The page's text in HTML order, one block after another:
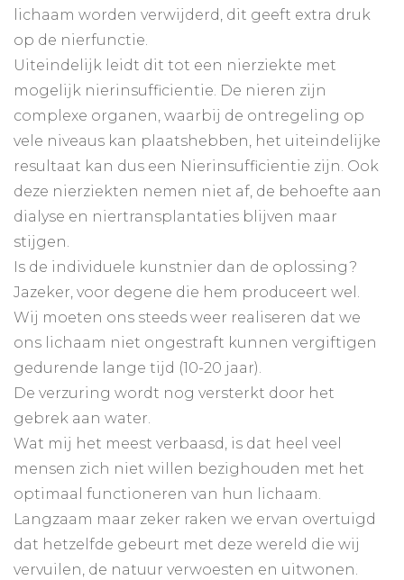
lichaam worden verwijderd, dit geeft extra druk
op de nierfunctie.
Uiteindelijk leidt dit tot een nierziekte met
mogelijk nierinsufficientie. De nieren zijn
complexe organen, waarbij de ontregeling op
vele niveaus kan plaatshebben, het uiteindelijke
resultaat kan dus een Nierinsufficientie zijn. Ook
deze nierziekten nemen niet af, de behoefte aan
dialyse en niertransplantaties blijven maar
stijgen.
Is de individuele kunstnier dan de oplossing?
Jazeker, voor degene die hem produceert wel.
Wij moeten ons steeds weer realiseren dat we
ons lichaam niet ongestraft kunnen vergiftigen
gedurende lange tijd (10-20 jaar).
De verzuring wordt nog versterkt door het
gebrek aan water.
Wat mij het meest verbaasd, is dat heel veel
mensen zich niet willen bezighouden met het
optimaal functioneren van hun lichaam.
Langzaam maar zeker raken we ervan overtuigd
dat hetzelfde gebeurt met deze wereld die wij
vervuilen, de natuur verwoesten en uitwonen.